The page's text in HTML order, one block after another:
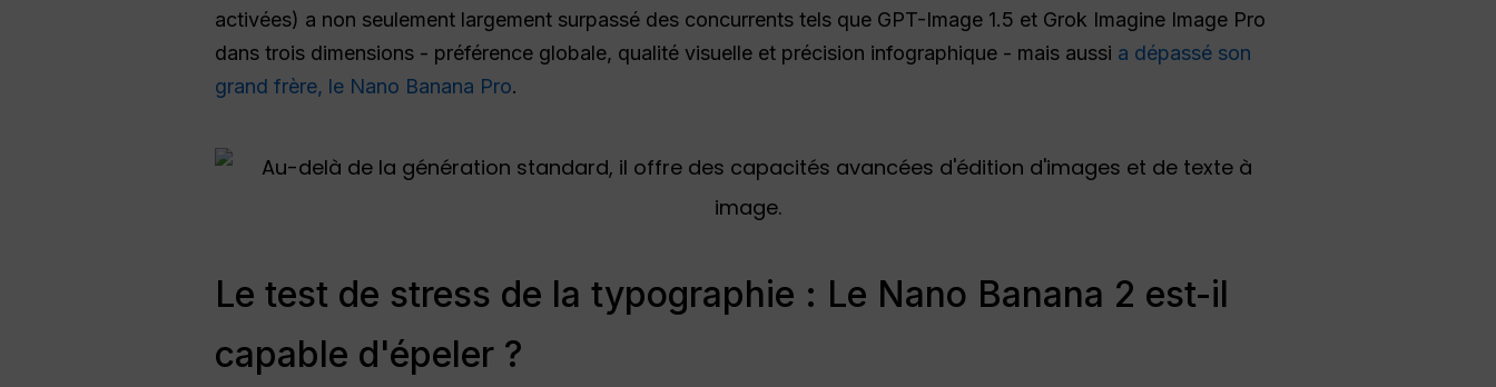
activées) a non seulement largement surpassé des concurrents tels que GPT-Image 1.5 et Grok Imagine Image Pro
dans trois dimensions - préférence globale, qualité visuelle et précision infographique - mais aussi a dépassé son
grand frère, le Nano Banana Pro.
Le test de stress de la typographie : Le Nano Banana 2 est-il
capable d'épeler ?